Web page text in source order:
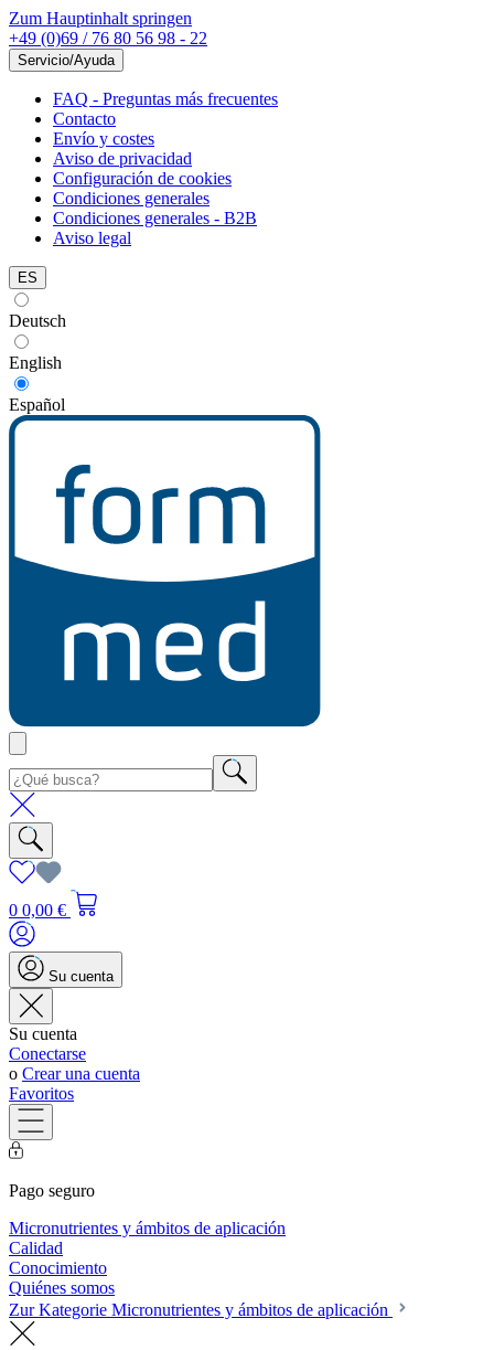
Zum Hauptinhalt springen
+49 (0)69 / 76 80 56 98 - 22
Servicio/Ayuda
FAQ - Preguntas más frecuentes
Contacto
Envío y costes
Aviso de privacidad
Configuración de cookies
Condiciones generales
Condiciones generales - B2B
Aviso legal
ES
Deutsch
English
Español
0 0,00 €
Su cuenta
Su cuenta
Conectarse
o Crear una cuenta
Favoritos
Pago seguro
Micronutrientes y ámbitos de aplicación
Calidad
Conocimiento
Quiénes somos
Zur Kategorie Micronutrientes y ámbitos de aplicación